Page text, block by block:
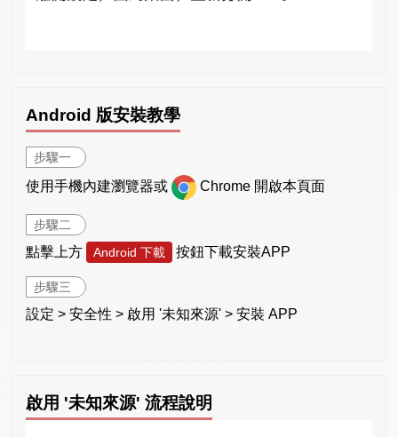
Android 版安裝教學
步驟一
使用手機內建瀏覽器或 Chrome 開啟本頁面
步驟二
點擊上方 Android 下載 按鈕下載安裝APP
步驟三
設定 > 安全性 > 啟用 '未知來源' > 安裝 APP
啟用 '未知來源' 流程說明